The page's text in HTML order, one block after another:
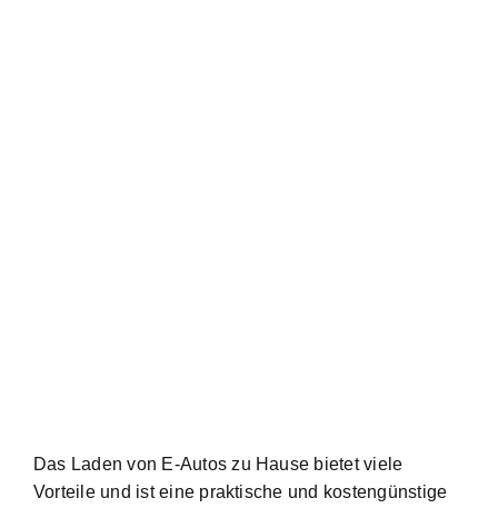
Das Laden von E-Autos zu Hause bietet viele
Vorteile und ist eine praktische und kostengünstige